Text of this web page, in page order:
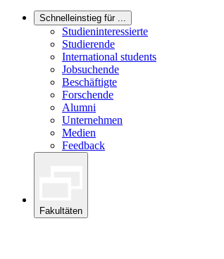
Schnelleinstieg für ...
Studieninteressierte
Studierende
International students
Jobsuchende
Beschäftigte
Forschende
Alumni
Unternehmen
Medien
Feedback
Fakultäten